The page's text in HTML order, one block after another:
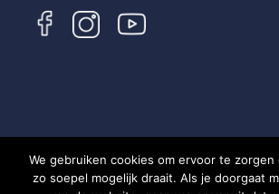
COPYRIGHT JRS - EQUESTRIAN
We gebruiken cookies om ervoor te
zo soepel mogelijk draait. Als je doorgaat